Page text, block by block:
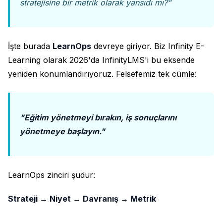
stratejisine bir metrik olarak yansıdı mı?"
İşte burada LearnOps devreye giriyor. Biz Infinity E-
Learning olarak 2026'da InfinityLMS'i bu eksende
yeniden konumlandırıyoruz. Felsefemiz tek cümle:
"Eğitim yönetmeyi bırakın, iş sonuçlarını
yönetmeye başlayın."
LearnOps zinciri şudur:
Strateji → Niyet → Davranış → Metrik